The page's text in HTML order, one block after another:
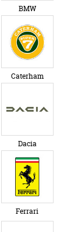
BMW
Caterham
Dacia
Ferrari